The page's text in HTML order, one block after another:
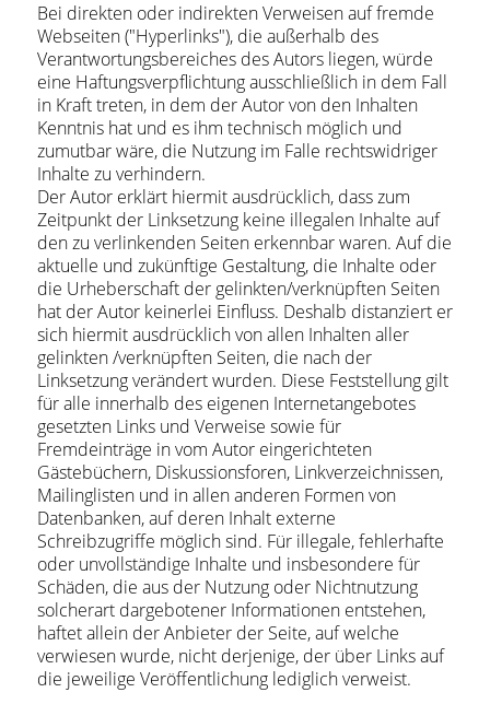
Bei direkten oder indirekten Verweisen auf fremde
Webseiten ("Hyperlinks"), die außerhalb des
Verantwortungsbereiches des Autors liegen, würde
eine Haftungsverpflichtung ausschließlich in dem Fall
in Kraft treten, in dem der Autor von den Inhalten
Kenntnis hat und es ihm technisch möglich und
zumutbar wäre, die Nutzung im Falle rechtswidriger
Inhalte zu verhindern.
Der Autor erklärt hiermit ausdrücklich, dass zum
Zeitpunkt der Linksetzung keine illegalen Inhalte auf
den zu verlinkenden Seiten erkennbar waren. Auf die
aktuelle und zukünftige Gestaltung, die Inhalte oder
die Urheberschaft der gelinkten/verknüpften Seiten
hat der Autor keinerlei Einfluss. Deshalb distanziert er
sich hiermit ausdrücklich von allen Inhalten aller
gelinkten /verknüpften Seiten, die nach der
Linksetzung verändert wurden. Diese Feststellung gilt
für alle innerhalb des eigenen Internetangebotes
gesetzten Links und Verweise sowie für
Fremdeinträge in vom Autor eingerichteten
Gästebüchern, Diskussionsforen, Linkverzeichnissen,
Mailinglisten und in allen anderen Formen von
Datenbanken, auf deren Inhalt externe
Schreibzugriffe möglich sind. Für illegale, fehlerhafte
oder unvollständige Inhalte und insbesondere für
Schäden, die aus der Nutzung oder Nichtnutzung
solcherart dargebotener Informationen entstehen,
haftet allein der Anbieter der Seite, auf welche
verwiesen wurde, nicht derjenige, der über Links auf
die jeweilige Veröffentlichung lediglich verweist.